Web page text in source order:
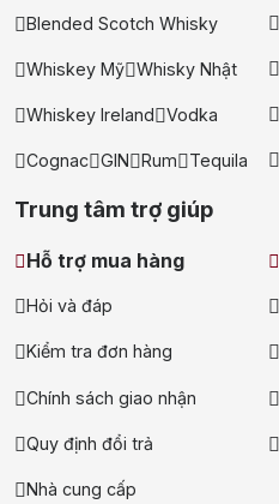
Blended Scotch Whisky
Whiskey Mỹ Whisky Nhật
Whiskey Ireland Vodka
Cognac GIN Rum Tequila
Trung tâm trợ giúp
Hỗ trợ mua hàng
Hỏi và đáp
Kiểm tra đơn hàng
Chính sách giao nhận
Quy định đổi trả
Nhà cung cấp